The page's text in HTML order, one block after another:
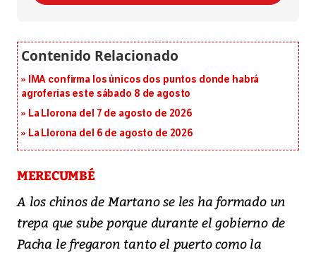
IMA confirma los únicos dos puntos donde habrá
agroferias este sábado 8 de agosto
La Llorona del 7 de agosto de 2026
La Llorona del 6 de agosto de 2026
MERECUMBÉ
A los chinos de Martano se les ha formado un
trepa que sube porque durante el gobierno de
Pacha le fregaron tanto el puerto como la